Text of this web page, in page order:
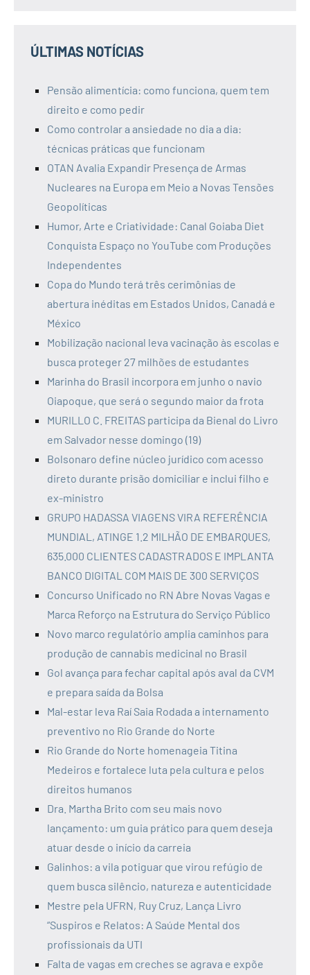
ÚLTIMAS NOTÍCIAS
Pensão alimentícia: como funciona, quem tem
direito e como pedir
Como controlar a ansiedade no dia a dia:
técnicas práticas que funcionam
OTAN Avalia Expandir Presença de Armas
Nucleares na Europa em Meio a Novas Tensões
Geopolíticas
Humor, Arte e Criatividade: Canal Goiaba Diet
Conquista Espaço no YouTube com Produções
Independentes
Copa do Mundo terá três cerimônias de
abertura inéditas em Estados Unidos, Canadá e
México
Mobilização nacional leva vacinação às escolas e
busca proteger 27 milhões de estudantes
Marinha do Brasil incorpora em junho o navio
Oiapoque, que será o segundo maior da frota
MURILLO C. FREITAS participa da Bienal do Livro
em Salvador nesse domingo (19)
Bolsonaro define núcleo jurídico com acesso
direto durante prisão domiciliar e inclui filho e
ex-ministro
GRUPO HADASSA VIAGENS VIRA REFERÊNCIA
MUNDIAL, ATINGE 1.2 MILHÃO DE EMBARQUES,
635.000 CLIENTES CADASTRADOS E IMPLANTA
BANCO DIGITAL COM MAIS DE 300 SERVIÇOS
Concurso Unificado no RN Abre Novas Vagas e
Marca Reforço na Estrutura do Serviço Público
Novo marco regulatório amplia caminhos para
produção de cannabis medicinal no Brasil
Gol avança para fechar capital após aval da CVM
e prepara saída da Bolsa
Mal-estar leva Raí Saia Rodada a internamento
preventivo no Rio Grande do Norte
Rio Grande do Norte homenageia Titina
Medeiros e fortalece luta pela cultura e pelos
direitos humanos
Dra. Martha Brito com seu mais novo
lançamento: um guia prático para quem deseja
atuar desde o início da carreia
Galinhos: a vila potiguar que virou refúgio de
quem busca silêncio, natureza e autenticidade
Mestre pela UFRN, Ruy Cruz, Lança Livro
“Suspiros e Relatos: A Saúde Mental dos
profissionais da UTI
Falta de vagas em creches se agrava e expõe